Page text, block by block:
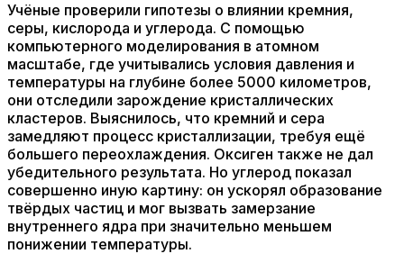
Учёные проверили гипотезы о влиянии кремния,
серы, кислорода и углерода. С помощью
компьютерного моделирования в атомном
масштабе, где учитывались условия давления и
температуры на глубине более 5000 километров,
они отследили зарождение кристаллических
кластеров. Выяснилось, что кремний и сера
замедляют процесс кристаллизации, требуя ещё
большего переохлаждения. Оксиген также не дал
убедительного результата. Но углерод показал
совершенно иную картину: он ускорял образование
твёрдых частиц и мог вызвать замерзание
внутреннего ядра при значительно меньшем
понижении температуры.